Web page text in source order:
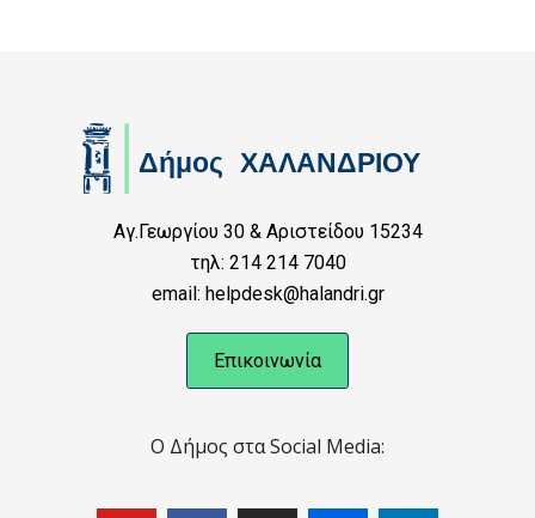
Αγ.Γεωργίου 30 & Αριστείδου 15234
τηλ: 214 214 7040
email: helpdesk@halandri.gr
Επικοινωνία
Ο Δήμος στα Social Media: